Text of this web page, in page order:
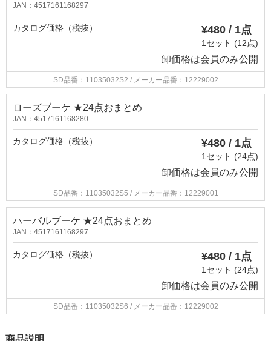
JAN：4517161168297
カタログ価格（税抜） ¥480 / 1点
1セット (12点)
卸価格は会員のみ公開
SD品番：11035032S2 / メーカー品番：12229002
ローズブーケ ★24点おまとめ
JAN：4517161168280
カタログ価格（税抜） ¥480 / 1点
1セット (24点)
卸価格は会員のみ公開
SD品番：11035032S5 / メーカー品番：12229001
ハーバルブーケ ★24点おまとめ
JAN：4517161168297
カタログ価格（税抜） ¥480 / 1点
1セット (24点)
卸価格は会員のみ公開
SD品番：11035032S6 / メーカー品番：12229002
商品説明